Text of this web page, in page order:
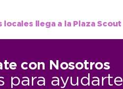
llega a la Plaza Scout
con Nosotros
para ayudarte